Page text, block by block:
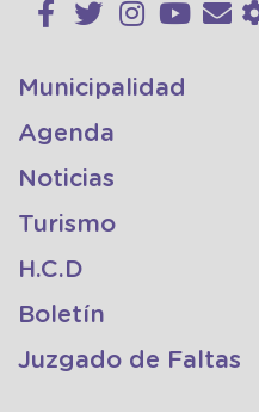
Municipalidad
Agenda
Noticias
Turismo
H.C.D
Boletín
Juzgado de Faltas